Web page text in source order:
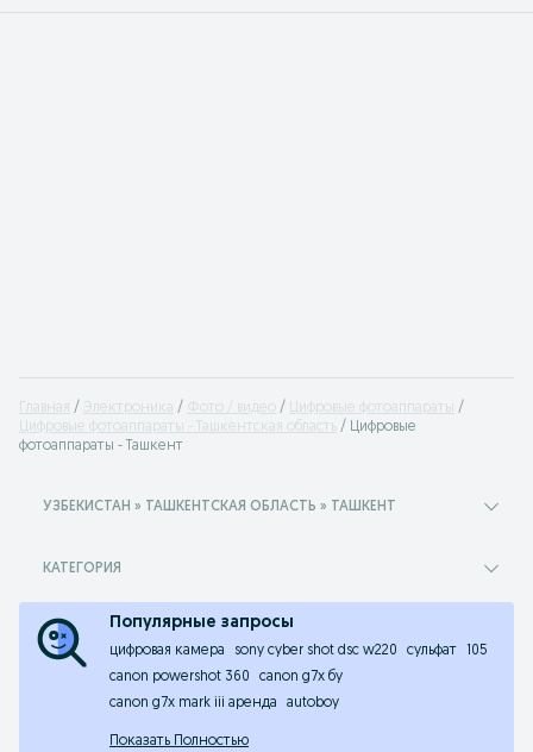
Главная Электроника Фото / видео
Цифровые фотоаппараты
Цифровые фотоаппараты - Ташкентская область
Цифровые
фотоаппараты - Ташкент
УЗБЕКИСТАН » ТАШКЕНТСКАЯ ОБЛАСТЬ » ТАШКЕНТ
КАТЕГОРИЯ
Популярные запросы
цифровая камера sony cyber shot dsc w220 сульфат
105
canon powershot 360
canon g7x бу
canon g7x mark iii аренда
autoboy
Показать Полностью